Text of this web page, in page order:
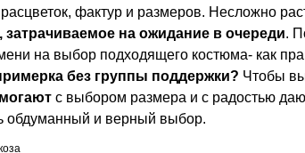
фактур и размеров. Несложно
на ожидание в очереди.
на выбор подходящего костюма- как
без группы поддержки? Чтобы
с выбором размера и с радостью
обдуманный и верный выбор.